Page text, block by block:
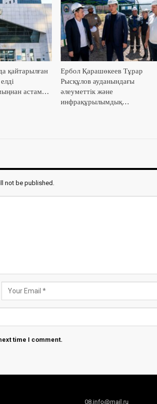
қайтарылған
астам…
Ербол Қарашөкеев Тұрар
Рысқұлов ауданындағы
әлеуметтік және
инфрақұрылымдық…
not be published.
time I comment.
08.info@mail.ru